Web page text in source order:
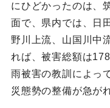
にひどかったのは、
面で、県内では、日
野川上流、山国川中
れば、被害総額は
雨被害の教訓によっ
災態勢の整備が急が